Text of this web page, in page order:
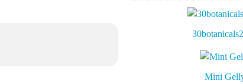
Mini